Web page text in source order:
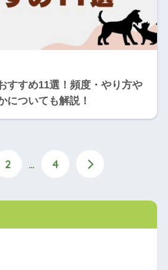
すすめ11選！頻度・やり方や
についても解説！
2 … 4